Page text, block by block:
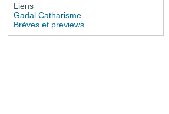
Liens
Gadal Catharisme
Brèves et previews